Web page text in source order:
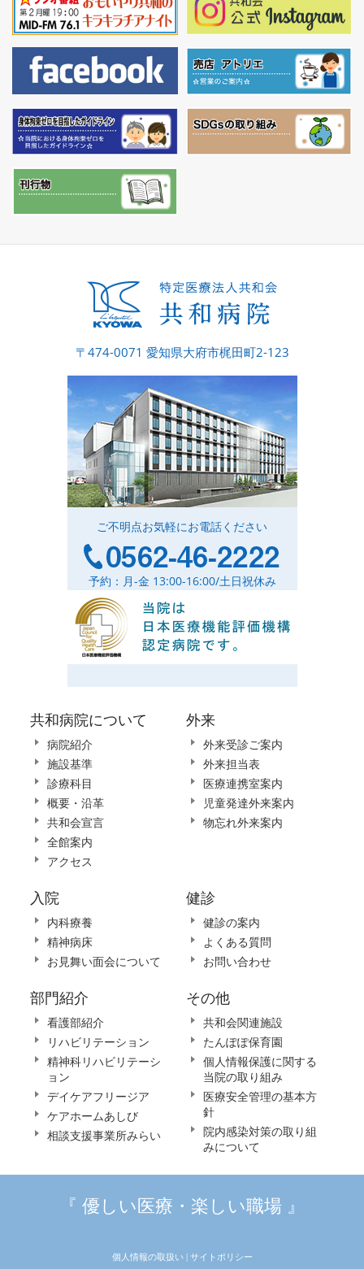
〒474-0071 愛知県大府市梶田町2-123
ご不明点お気軽にお電話ください
予約：月-金 13:00-16:00/土日祝休み
共和病院について
病院紹介
施設基準
診療科目
概要・沿革
共和会宣言
全館案内
アクセス
外来
外来受診ご案内
外来担当表
医療連携室案内
児童発達外来案内
物忘れ外来案内
入院
内科療養
精神病床
お見舞い面会について
健診
健診の案内
よくある質問
お問い合わせ
部門紹介
看護部紹介
リハビリテーション
精神科リハビリテーシ
ョン
デイケアフリージア
ケアホームあしび
相談支援事業所みらい
その他
共和会関連施設
たんぽぽ保育園
個人情報保護に関する
当院の取り組み
医療安全管理の基本方
針
院内感染対策の取り組
みについて
『 優しい医療・楽しい職場 』
個人情報の取扱い | サイトポリシー